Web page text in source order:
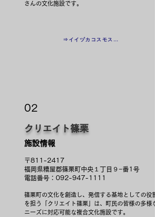
さんの文化施設です。
⇒イイヅカコスモスコモン公式ＨＰ
02
クリエイト篠栗
施設情報
〒811-2417
福岡県糟屋郡篠栗町中央１丁目９−番1号
電話番号：092-947-1111
篠栗町の文化を創造し、発信する基地としての役割
を担う「クリエイト篠栗」は、町民の皆様の多様な
ニーズに対応可能な複合文化施設です。​